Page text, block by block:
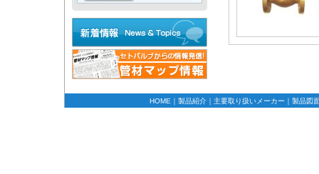
HOME ｜ 製品紹介 ｜ 主要取り扱いメーカー ｜ 製品図